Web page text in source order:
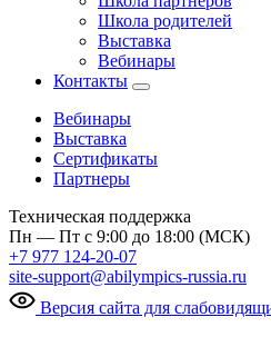
Школа родителей
Выставка
Вебинары
Контакты
Вебинары
Выставка
Сертификаты
Партнеры
Техническая поддержка
Пн — Пт с 9:00 до 18:00 (МСК)
+7 977 124-20-07
site-support@abilympics-russia.ru
Версия сайта для